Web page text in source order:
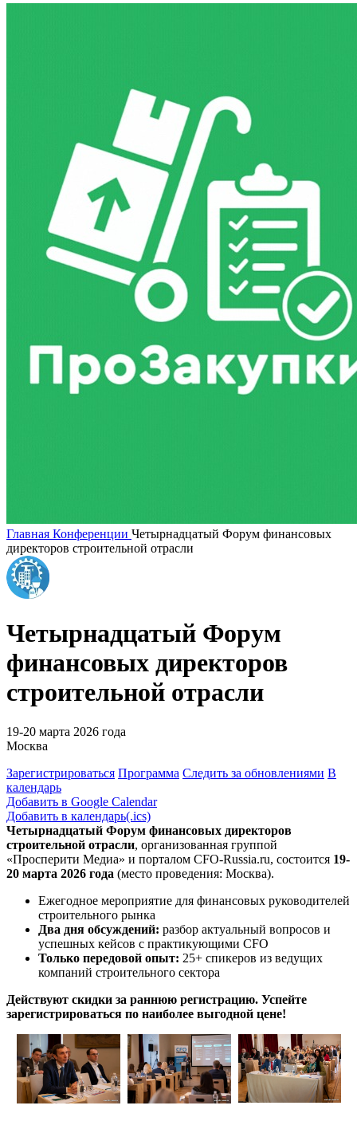
Главная Конференции Четырнадцатый Форум финансовых
директоров строительной отрасли
Четырнадцатый Форум
финансовых директоров
строительной отрасли
19-20 марта 2026 года
Москва
Зарегистрироваться Программа Следить за обновлениями В
календарь
Добавить в Google Calendar
Добавить в календарь(.ics)
Четырнадцатый Форум финансовых директоров
строительной отрасли, организованная группой
«Просперити Медиа» и порталом CFO-Russia.ru, состоится 19-
20 марта 2026 года (место проведения: Москва).
Ежегодное мероприятие для финансовых руководителей
строительного рынка
Два дня обсуждений: разбор актуальный вопросов и
успешных кейсов с практикующими CFO
Только передовой опыт: 25+ спикеров из ведущих
компаний строительного сектора
Действуют скидки за раннюю регистрацию. Успейте
зарегистрироваться по наиболее выгодной цене!